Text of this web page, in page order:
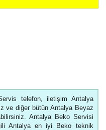
telefon, iletişim Antalya
ve diğer bütün Antalya Beyaz
Antalya Beko Servisi
Antalya en iyi Beko teknik